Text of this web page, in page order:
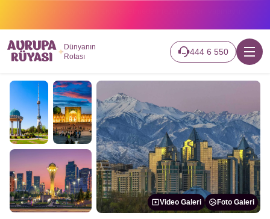
Dünyanın
Rotası
444 6 550
Video Galeri Foto Galeri